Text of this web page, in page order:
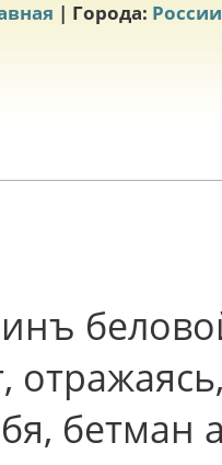
| Города: России